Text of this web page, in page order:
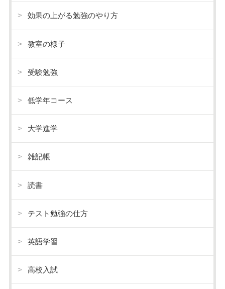
効果の上がる勉強のやり方
教室の様子
受験勉強
低学年コース
大学進学
雑記帳
読書
テスト勉強の仕方
英語学習
高校入試